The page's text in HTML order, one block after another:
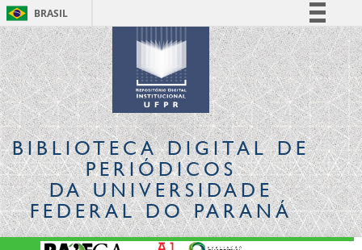
BRASIL
Simplifique!
Comunica BR
Participe
Acesso à informação
Legislação
Canais
BIBLIOTECA DIGITALDE
PERIÓDICOS
DA UNIVERSIDADE
FEDERAL DO PARANÁ